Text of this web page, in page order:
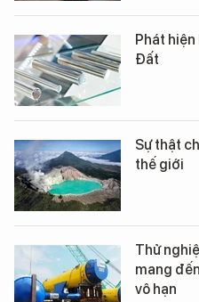
Phát
Đất
Sự thật
thế giới
Thử
mang
vô hạn